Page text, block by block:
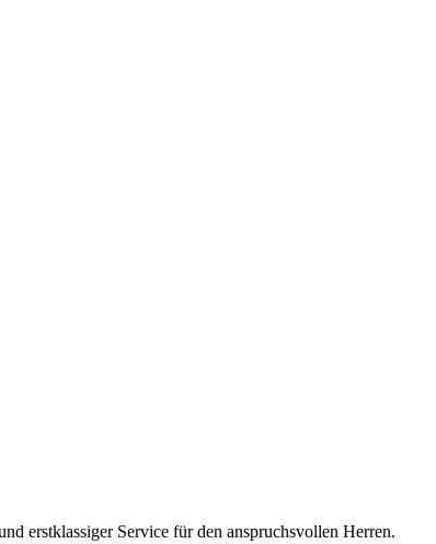
erstklassiger Service für den anspruchsvollen Herren.